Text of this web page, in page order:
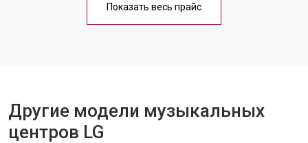
Показать весь прайс
Другие модели музыкальных
центров LG